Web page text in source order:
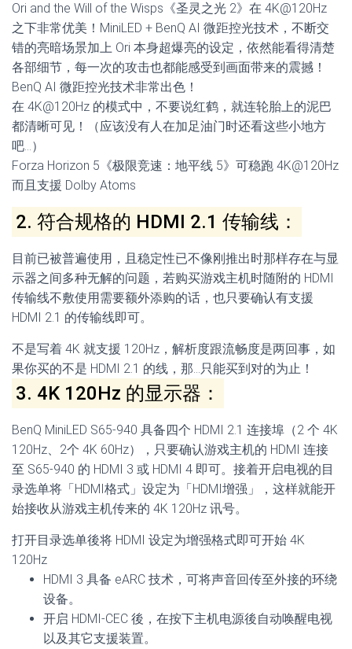
Ori and the Will of the Wisps《圣灵之光 2》在 4K@120Hz
之下非常优美！MiniLED + BenQ AI 微距控光技术，不断交
错的亮暗场景加上 Ori 本身超爆亮的设定，依然能看得清楚
各部细节，每一次的攻击也都能感受到画面带来的震撼！
BenQ AI 微距控光技术非常出色！
在 4K@120Hz 的模式中，不要说红鹤，就连轮胎上的泥巴
都清晰可见！（应该没有人在加足油门时还看这些小地方
吧…）
Forza Horizon 5《极限竞速：地平线 5》可稳跑 4K@120Hz
而且支援 Dolby Atoms
2. 符合规格的 HDMI 2.1 传输线：
目前已被普遍使用，且稳定性已不像刚推出时那样存在与显
示器之间多种无解的问题，若购买游戏主机时随附的 HDMI
传输线不敷使用需要额外添购的话，也只要确认有支援
HDMI 2.1 的传输线即可。
不是写着 4K 就支援 120Hz，解析度跟流畅度是两回事，如
果你买的不是 HDMI 2.1 的线，那…只能买到对的为止！
3. 4K 120Hz 的显示器：
BenQ MiniLED S65-940 具备四个 HDMI 2.1 连接埠（2 个 4K
120Hz、2个 4K 60Hz），只要确认游戏主机的 HDMI 连接
至 S65-940 的 HDMI 3 或 HDMI 4 即可。接着开启电视的目
录选单将「HDMI格式」设定为「HDMI增强」，这样就能开
始接收从游戏主机传来的 4K 120Hz 讯号。
打开目录选单後将 HDMI 设定为增强格式即可开始 4K
120Hz
HDMI 3 具备 eARC 技术，可将声音回传至外接的环绕
设备。
开启 HDMI-CEC 後，在按下主机电源後自动唤醒电视
以及其它支援装置。